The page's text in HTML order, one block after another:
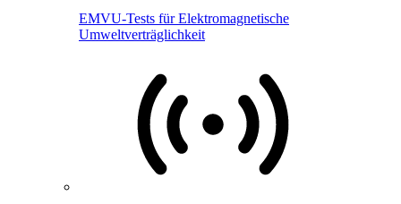
EMVU-Tests für Elektromagnetische
Umweltverträglichkeit